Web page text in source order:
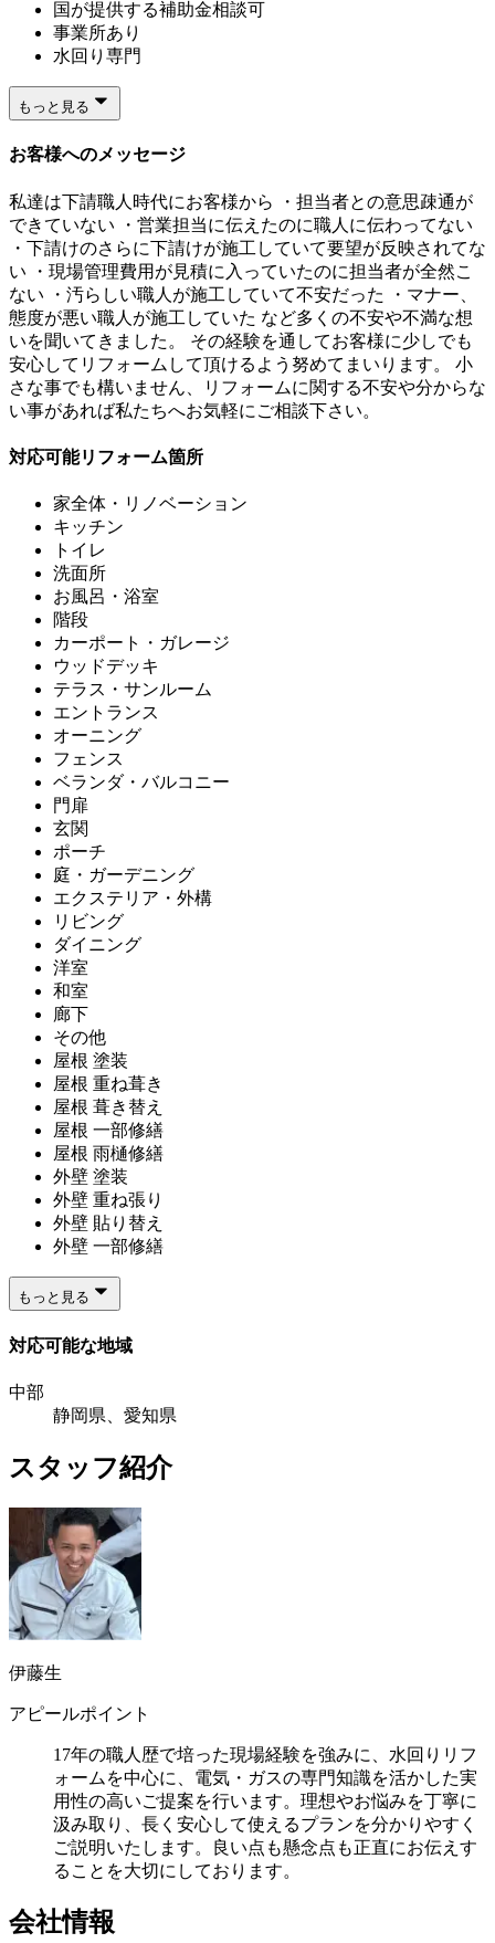
国が提供する補助金相談可
事業所あり
水回り専門
もっと見る
お客様へのメッセージ
私達は下請職人時代にお客様から ・担当者との意思疎通が
できていない ・営業担当に伝えたのに職人に伝わってない
・下請けのさらに下請けが施工していて要望が反映されてな
い ・現場管理費用が見積に入っていたのに担当者が全然こ
ない ・汚らしい職人が施工していて不安だった ・マナー、
態度が悪い職人が施工していた など多くの不安や不満な想
いを聞いてきました。 その経験を通してお客様に少しでも
安心してリフォームして頂けるよう努めてまいります。 小
さな事でも構いません、リフォームに関する不安や分からな
い事があれば私たちへお気軽にご相談下さい。
対応可能リフォーム箇所
家全体・リノベーション
キッチン
トイレ
洗面所
お風呂・浴室
階段
カーポート・ガレージ
ウッドデッキ
テラス・サンルーム
エントランス
オーニング
フェンス
ベランダ・バルコニー
門扉
玄関
ポーチ
庭・ガーデニング
エクステリア・外構
リビング
ダイニング
洋室
和室
廊下
その他
屋根 塗装
屋根 重ね葺き
屋根 葺き替え
屋根 一部修繕
屋根 雨樋修繕
外壁 塗装
外壁 重ね張り
外壁 貼り替え
外壁 一部修繕
もっと見る
対応可能な地域
中部
静岡県、愛知県
スタッフ紹介
伊藤生
アピールポイント
17年の職人歴で培った現場経験を強みに、水回りリフ
ォームを中心に、電気・ガスの専門知識を活かした実
用性の高いご提案を行います。理想やお悩みを丁寧に
汲み取り、長く安心して使えるプランを分かりやすく
ご説明いたします。良い点も懸念点も正直にお伝えす
ることを大切にしております。
会社情報